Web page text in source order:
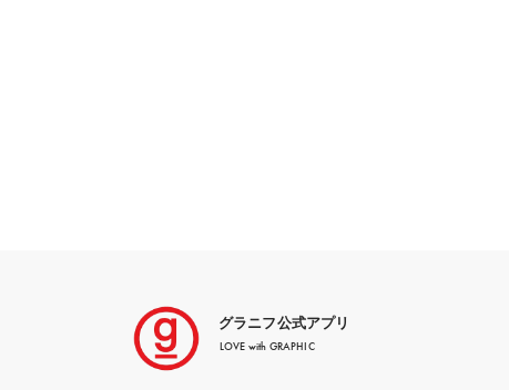
グラニフ公式アプリ
LOVE with GRAPHIC